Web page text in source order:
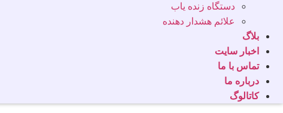
دستگاه زنده یاب
علائم هشدار دهنده
بلاگ
اخبار سایت
تماس با ما
درباره ما
کاتالوگ